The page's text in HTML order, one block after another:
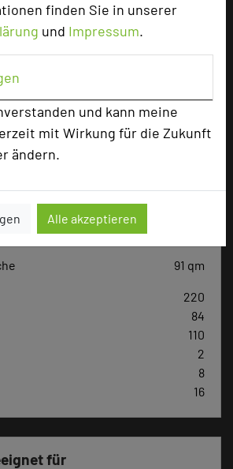
finden Sie in unserer
und Impressum.
und kann meine
mit Wirkung für die Zukunft
ändern.
Alle akzeptieren
Hotel bewerten
(Personen)
150
91 qm
220
84
110
2
8
16
für